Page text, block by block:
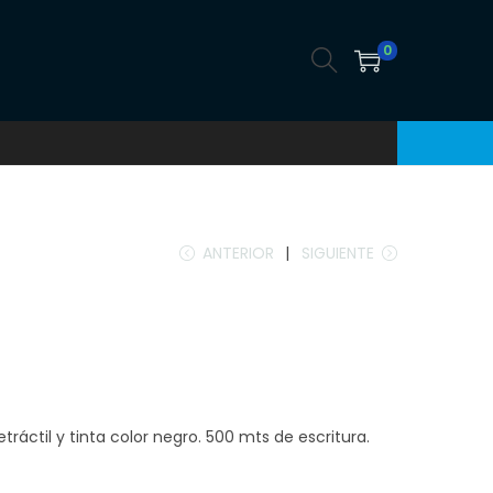
0
ANTERIOR SIGUIENTE
y tinta color negro. 500 mts de escritura.